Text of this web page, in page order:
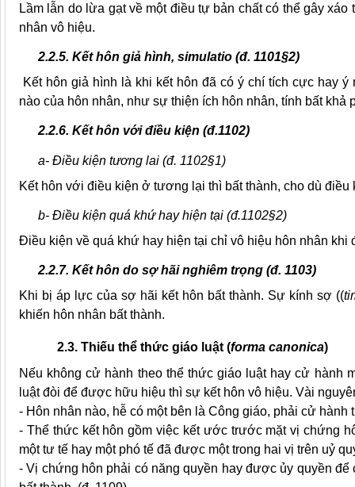
Lầm lẫn do lừa gạt về một điều tự bản chất có thể gây
nhân vô hiệu.
2.2.5. Kết hôn giả hình, simulatio (đ. 1101§2)
Kết hôn giả hình là khi kết hôn đã có ý chí tích cực hay
nào của hôn nhân, như sự thiện ích hôn nhân, tính bất
2.2.6. Kết hôn với điều kiện (đ.1102)
a- Điều kiện tương lai (đ. 1102§1)
Kết hôn với điều kiện ở tương lại thì bất thành, cho dù
b- Điều kiện quá khứ hay hiện tại (đ.1102§2)
Điều kiện về quá khứ hay hiện tại chỉ vô hiệu hôn nhân khi
2.2.7. Kết hôn do sợ hãi nghiêm trọng (đ. 1103)
Khi bị áp lực của sợ hãi kết hôn bất thành. Sự kính sợ ((
khiến hôn nhân bất thành.
2.3. Thiếu thể thức giáo luật (forma canonica)
Nếu không cử hành theo thể thức giáo luật hay cử hành
luật đòi để được hữu hiệu thì sự kết hôn vô hiệu. Vài
- Hôn nhân nào, hễ có một bên là Công giáo, phải cử
- Thể thức kết hôn gồm việc kết ước trước mặtvị chứng
một tư tế hay một phó tế đã được một trong hai vị trên uỷ
- Vị chứng hôn phải có năng quyền hay được ủy quyền